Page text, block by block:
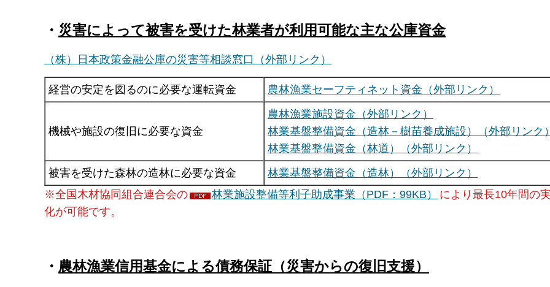
・ 災害によって被害を受けた林業者が利用可能な主な公庫資金
（株）日本政策金融公庫の災害等相談窓口（外部リンク）
経営の安定を図るのに必要な運転資金 農林漁業セーフティネット資金（外部リンク）
機械や施設の復旧に必要な資金
農林漁業施設資金（外部リンク）
林業基盤整備資金（造林－樹苗養成施設）（外部リンク
林業基盤整備資金（林道）（外部リンク）
被害を受けた森林の造林に必要な資金
林業基盤整備資金（造林）（外部リンク）
※全国木材協同組合連合会の
林業施設整備等利子助成事業（PDF：99KB）
により最長10年間の
化が可能です。
・ 農林漁業信用基金による債務保証（災害からの復旧支援）